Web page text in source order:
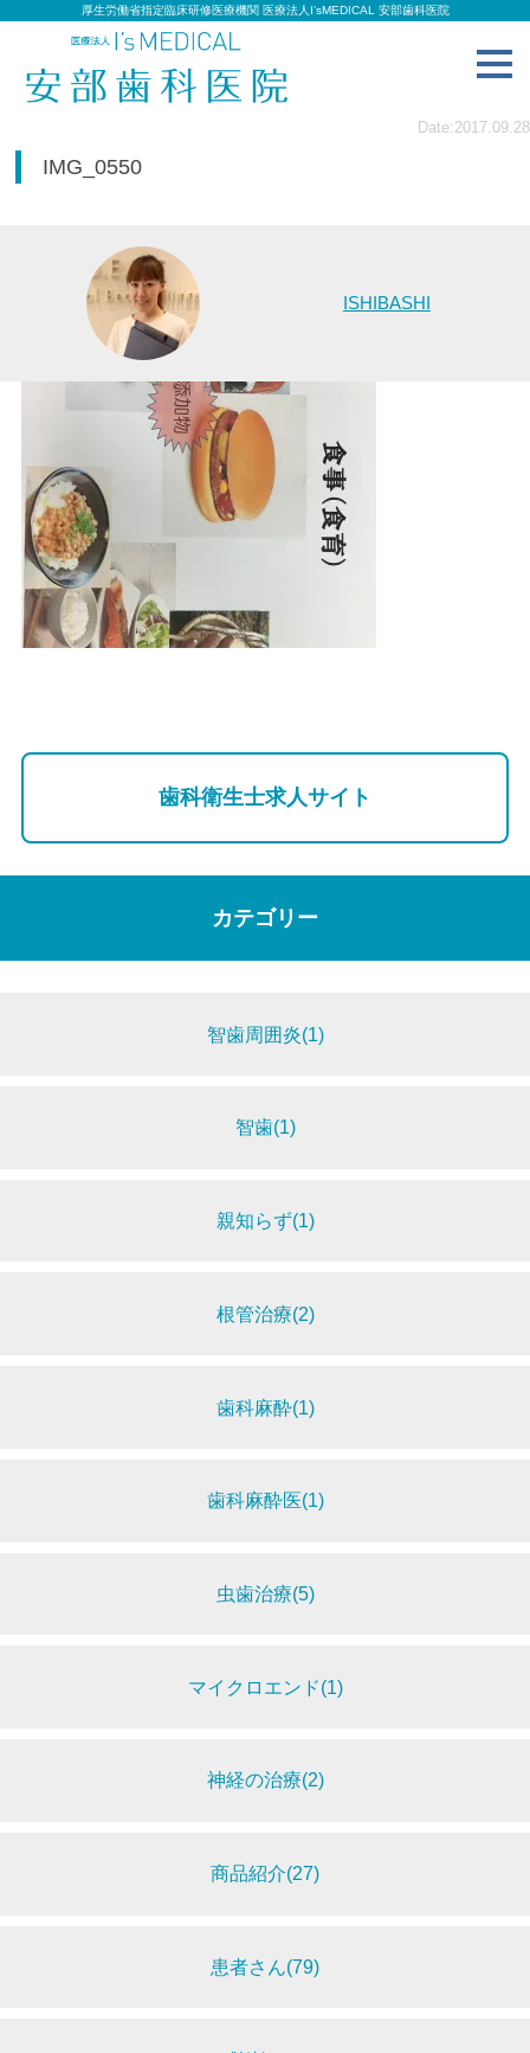
厚生労働省指定臨床研修医療機関 医療法人I’sMEDICAL 安部歯科医院
Date:2017.09.28
IMG_0550
ISHIBASHI
歯科衛生士求人サイト
カテゴリー
智歯周囲炎(1)
智歯(1)
親知らず(1)
根管治療(2)
歯科麻酔(1)
歯科麻酔医(1)
虫歯治療(5)
マイクロエンド(1)
神経の治療(2)
商品紹介(27)
患者さん(79)